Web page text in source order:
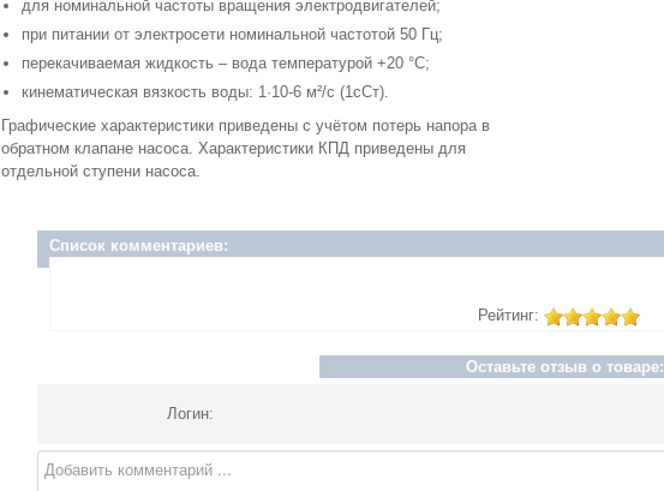
для номинальной частоты вращения электродвигателей;
при питании от электросети номинальной частотой 50 Гц;
перекачиваемая жидкость – вода температурой +20 °С;
кинематическая вязкость воды: 1·10-6 м²/с (1сСт).
Графические характеристики приведены с учётом потерь напора в
обратном клапане насоса. Характеристики КПД приведены для
отдельной ступени насоса.
Список комментариев:
Рейтинг:
Оставьте отзыв о товаре:
Логин: